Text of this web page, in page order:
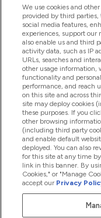
ヘルプ＆ガイド
商品について
会社概要
特典＆ポイント
2026 The Hut.com Ltd
We use cookies and
provided by third parties,
social media features,
experiences, support our
also enable us and third
activity data, such as IP
URLs, searches and
other usage information,
functionality and
performance, and reach
on this site and across
site may deploy cookies
these purposes. If you
other browsing
(including third party
and enable default
deployed. You can also
for this site at any time
link in this banner. By
Cookies," or "Manage
accept our Privacy